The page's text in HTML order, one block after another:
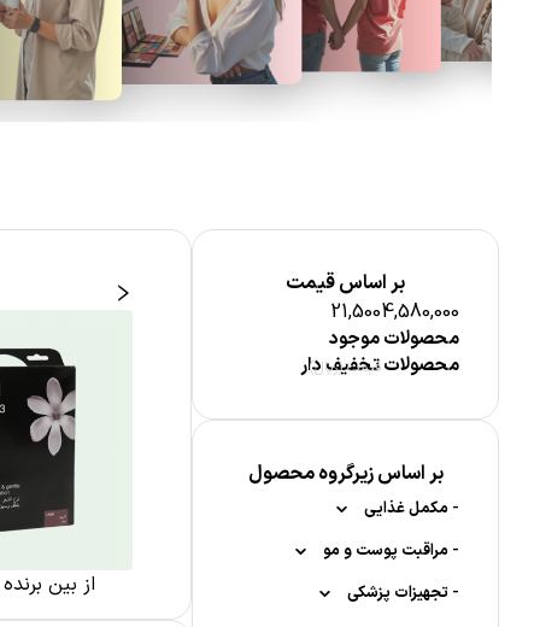
بر اساس قیمت
21,5004,580,000
قیمت (ریال)
محصولات موجود
محصولات تخفیف دار
بر اساس زیرگروه محصول
- مکمل غذایی
-مواد معدنی
-کلسیم
-مکمل کودکان
- مراقبت پوست و مو
-مراقبت پوست صورت
- تجهیزات پزشکی
بهداشت آقایان از بین